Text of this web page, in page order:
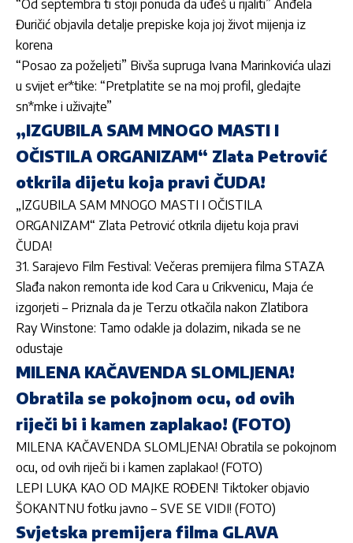
“Od septembra ti stoji ponuda da uđeš u rijaliti” Anđela
Đuričić objavila detalje prepiske koja joj život mijenja iz
korena
“Posao za poželjeti” Bivša supruga Ivana Marinkovića ulazi
u svijet er*tike: “Pretplatite se na moj profil, gledajte
sn*mke i uživajte”
„IZGUBILA SAM MNOGO MASTI I
OČISTILA ORGANIZAM“ Zlata Petrović
otkrila dijetu koja pravi ČUDA!
„IZGUBILA SAM MNOGO MASTI I OČISTILA
ORGANIZAM“ Zlata Petrović otkrila dijetu koja pravi
ČUDA!
31. Sarajevo Film Festival: Večeras premijera filma STAZA
Slađa nakon remonta ide kod Cara u Crikvenicu, Maja će
izgorjeti – Priznala da je Terzu otkačila nakon Zlatibora
Ray Winstone: Tamo odakle ja dolazim, nikada se ne
odustaje
MILENA KAČAVENDA SLOMLJENA!
Obratila se pokojnom ocu, od ovih
riječi bi i kamen zaplakao! (FOTO)
MILENA KAČAVENDA SLOMLJENA! Obratila se pokojnom
ocu, od ovih riječi bi i kamen zaplakao! (FOTO)
LEPI LUKA KAO OD MAJKE ROĐEN! Tiktoker objavio
ŠOKANTNU fotku javno – SVE SE VIDI! (FOTO)
Svjetska premijera filma GLAVA